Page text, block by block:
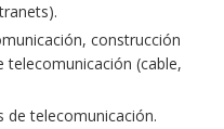
construcción
telecomunicación (cable,
de telecomunicación.